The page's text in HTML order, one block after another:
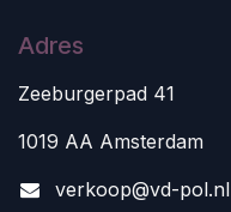
Adres
Zeeburgerpad 41
1019 AA Amsterdam
verkoop@vd-pol.nl